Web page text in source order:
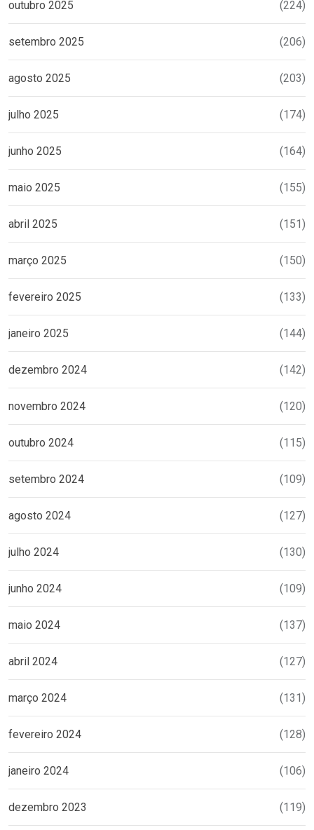
outubro 2025 (224)
setembro 2025 (206)
agosto 2025 (203)
julho 2025 (174)
junho 2025 (164)
maio 2025 (155)
abril 2025 (151)
março 2025 (150)
fevereiro 2025 (133)
janeiro 2025 (144)
dezembro 2024 (142)
novembro 2024 (120)
outubro 2024 (115)
setembro 2024 (109)
agosto 2024 (127)
julho 2024 (130)
junho 2024 (109)
maio 2024 (137)
abril 2024 (127)
março 2024 (131)
fevereiro 2024 (128)
janeiro 2024 (106)
dezembro 2023 (119)